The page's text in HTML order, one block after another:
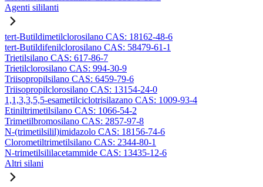
Agenti sililanti
tert-Butildimetilclorosilano CAS: 18162-48-6
tert-Butildifenilclorosilano CAS: 58479-61-1
Trietilsilano CAS: 617-86-7
Trietilclorosilano CAS: 994-30-9
Triisopropilsilano CAS: 6459-79-6
Triisopropilclorosilano CAS: 13154-24-0
1,1,3,3,5,5-esametilciclotrisilazano CAS: 1009-93-4
Etiniltrimetilsilano CAS: 1066-54-2
Trimetilbromosilano CAS: 2857-97-8
N-(trimetilsilil)imidazolo CAS: 18156-74-6
Clorometiltrimetilsilano CAS: 2344-80-1
N-trimetilsililacetammide CAS: 13435-12-6
Altri silani